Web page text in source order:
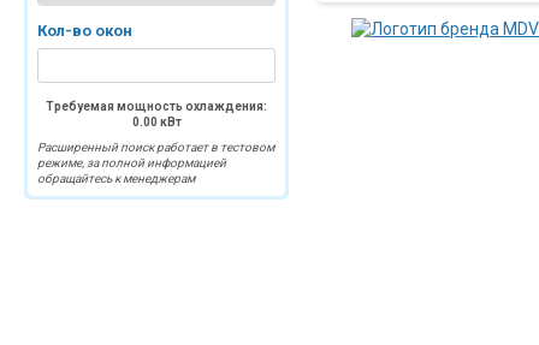
Кол-во окон
Требуемая мощность охлаждения:
0.00 кВт
Расширенный поиск работает в тестовом
режиме, за полной информацией
обращайтесь к менеджерам